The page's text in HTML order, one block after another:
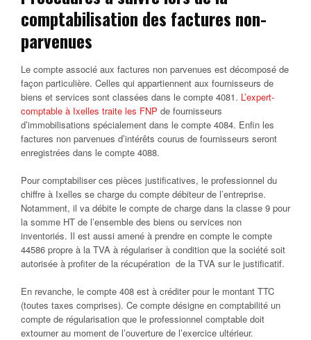
comptabilisation des factures non-
parvenues
Le compte associé aux factures non parvenues est décomposé de
façon particulière. Celles qui appartiennent aux fournisseurs de
biens et services sont classées dans le compte 4081. L’expert-
comptable à Ixelles traite les FNP de fournisseurs
d’immobilisations spécialement dans le compte 4084. Enfin les
factures non parvenues d’intérêts courus de fournisseurs seront
enregistrées dans le compte 4088.
Pour comptabiliser ces pièces justificatives, le professionnel du
chiffre à Ixelles se charge du compte débiteur de l’entreprise.
Notamment, il va débite le compte de charge dans la classe 9 pour
la somme HT de l’ensemble des biens ou services non
inventoriés. Il est aussi amené à prendre en compte le compte
44586 propre à la TVA à régulariser à condition que la société soit
autorisée à profiter de la récupération de la TVA sur le justificatif.
En revanche, le compte 408 est à créditer pour le montant TTC
(toutes taxes comprises). Ce compte désigne en comptabilité un
compte de régularisation que le professionnel comptable doit
extourner au moment de l’ouverture de l’exercice ultérieur.